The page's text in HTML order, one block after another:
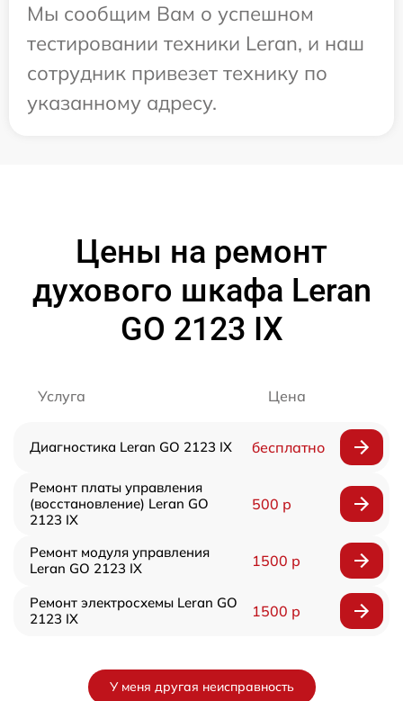
Мы сообщим Вам о успешном
тестировании техники Leran, и наш
сотрудник привезет технику по
указанному адресу.
Цены на ремонт
духового шкафа Leran
GO 2123 IX
Услуга Цена
Диагностика Leran GO 2123 IX бесплатно
Ремонт платы управления
(восстановление) Leran GO
2123 IX
500 р
Ремонт модуля управления
Leran GO 2123 IX
1500 р
Ремонт электросхемы Leran GO
2123 IX
1500 р
У меня другая неисправность